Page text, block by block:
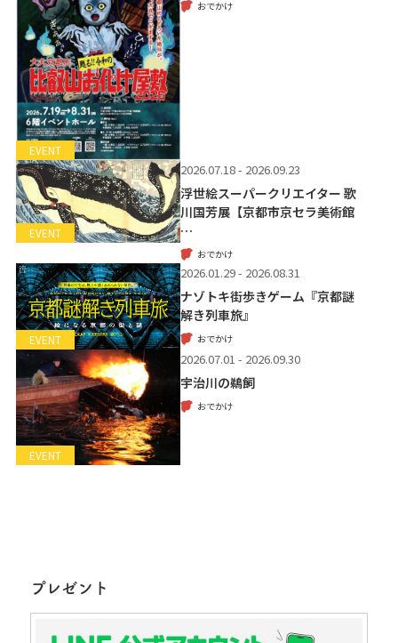
EVENT
おでかけ
EVENT
2026.07.18 - 2026.09.23
浮世絵スーパークリエイター 歌
川国芳展【京都市京セラ美術館
…
おでかけ
EVENT
2026.01.29 - 2026.08.31
ナゾトキ街歩きゲーム『京都謎
解き列車旅』
おでかけ
EVENT
2026.07.01 - 2026.09.30
宇治川の鵜飼
おでかけ
プレゼント